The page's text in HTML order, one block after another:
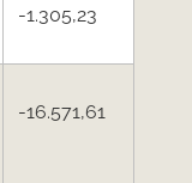
-1.305,23
-16.571,61